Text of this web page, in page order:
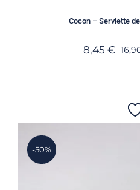
Cocon – Serviette
8,45€
-50%